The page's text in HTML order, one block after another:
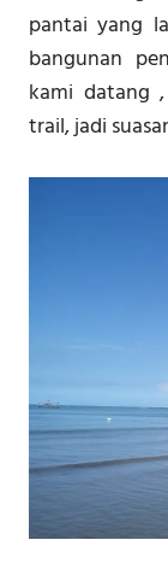
pantai yang
bangunan
kami datang
trail, jadi